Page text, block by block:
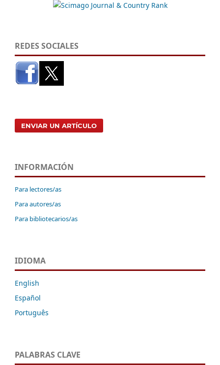
REDES SOCIALES
ENVIAR UN ARTÍCULO
INFORMACIÓN
Para lectores/as
Para autores/as
Para bibliotecarios/as
IDIOMA
English
Español
Português
PALABRAS CLAVE